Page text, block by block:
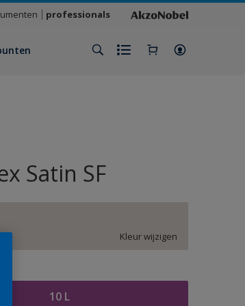
professionals
Satin SF
Kleur wijzigen
10 L